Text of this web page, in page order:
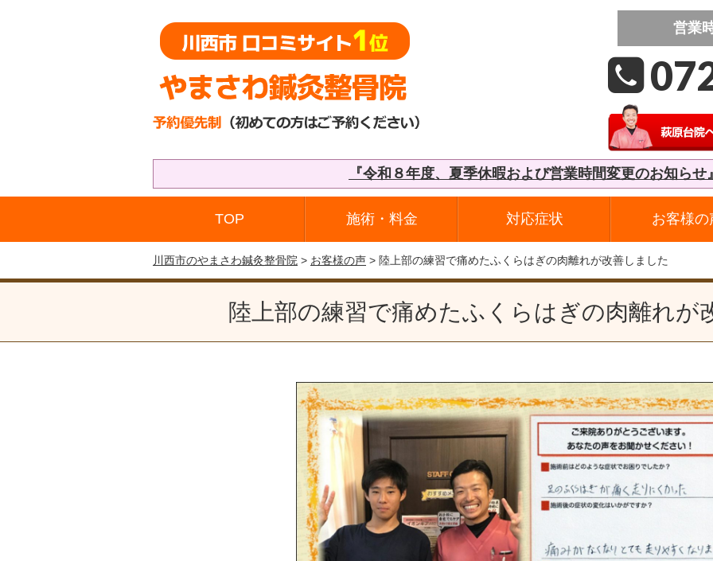
営業
『令和８年度、夏季休暇および営業時間変更のお知らせ
TOP 施術・料金 対応症状 お客様の
川西市のやまさわ鍼灸整骨院 > お客様の声 > 陸上部の練習で痛めたふくらはぎの肉離れが改善しました
陸上部の練習で痛めたふくらはぎの肉離れが